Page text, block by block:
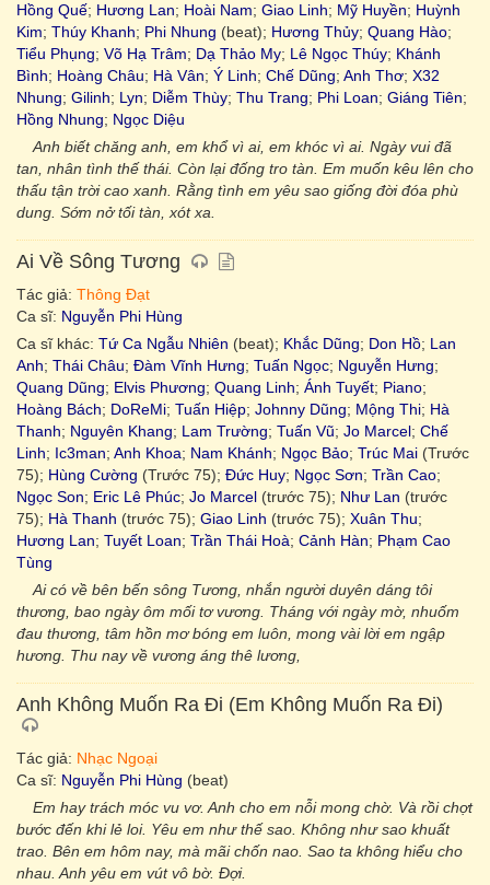
Hồng Quế; Hương Lan; Hoài Nam; Giao Linh; Mỹ Huyền; Huỳnh
Kim; Thúy Khanh; Phi Nhung (beat); Hương Thủy; Quang Hào;
Tiểu Phụng; Võ Hạ Trâm; Dạ Thảo My; Lê Ngọc Thúy; Khánh
Bình; Hoàng Châu; Hà Vân; Ý Linh; Chế Dũng; Anh Thơ; X32
Nhung; Gilinh; Lyn; Diễm Thùy; Thu Trang; Phi Loan; Giáng Tiên;
Hồng Nhung; Ngọc Diệu
Anh biết chăng anh, em khổ vì ai, em khóc vì ai. Ngày vui đã
tan, nhân tình thế thái. Còn lại đống tro tàn. Em muốn kêu lên cho
thấu tận trời cao xanh. Rằng tình em yêu sao giống đời đóa phù
dung. Sớm nở tối tàn, xót xa.
Ai Về Sông Tương
Tác giả: Thông Đạt
Ca sĩ: Nguyễn Phi Hùng
Ca sĩ khác: Tứ Ca Ngẫu Nhiên (beat); Khắc Dũng; Don Hồ; Lan
Anh; Thái Châu; Đàm Vĩnh Hưng; Tuấn Ngọc; Nguyễn Hưng;
Quang Dũng; Elvis Phương; Quang Linh; Ánh Tuyết; Piano;
Hoàng Bách; DoReMi; Tuấn Hiệp; Johnny Dũng; Mộng Thi; Hà
Thanh; Nguyên Khang; Lam Trường; Tuấn Vũ; Jo Marcel; Chế
Linh; Ic3man; Anh Khoa; Nam Khánh; Ngọc Bảo; Trúc Mai (Trước
75); Hùng Cường (Trước 75); Đức Huy; Ngọc Sơn; Trần Cao;
Ngọc Son; Eric Lê Phúc; Jo Marcel (trước 75); Như Lan (trước
75); Hà Thanh (trước 75); Giao Linh (trước 75); Xuân Thu;
Hương Lan; Tuyết Loan; Trần Thái Hoà; Cảnh Hàn; Phạm Cao
Tùng
Ai có về bên bến sông Tương, nhắn người duyên dáng tôi
thương, bao ngày ôm mối tơ vương. Tháng với ngày mờ, nhuốm
đau thương, tâm hồn mơ bóng em luôn, mong vài lời em ngập
hương. Thu nay về vương áng thê lương,
Anh Không Muốn Ra Đi (Em Không Muốn Ra Đi)
Tác giả: Nhạc Ngoại
Ca sĩ: Nguyễn Phi Hùng (beat)
Em hay trách móc vu vơ. Anh cho em nỗi mong chờ. Và rồi chợt
bước đến khi lẻ loi. Yêu em như thế sao. Không như sao khuất
trao. Bên em hôm nay, mà mãi chốn nao. Sao ta không hiểu cho
nhau. Anh yêu em vút vô bờ. Đợi.